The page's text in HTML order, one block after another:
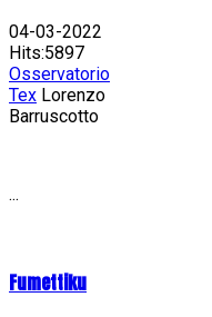
04-03-2022
Hits:5897
Osservatorio
Tex Lorenzo
Barruscotto
...
Fumettiku